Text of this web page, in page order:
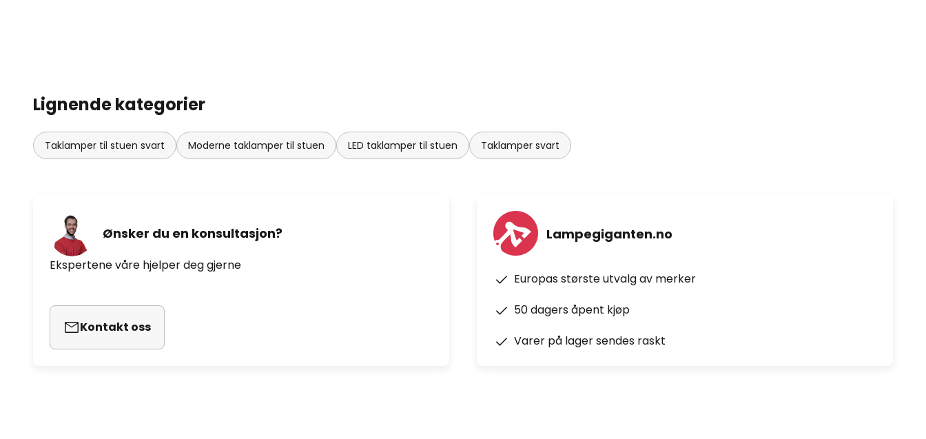
Lignende kategorier
Taklamper til stuen svart Moderne taklamper til stuen LED taklamper til stuen Taklamper svart
Ønsker du en konsultasjon?
Ekspertene våre hjelper deg gjerne
Kontakt oss
Lampegiganten.no
Europas største utvalg av merker
50 dagers åpent kjøp
Varer på lager sendes raskt